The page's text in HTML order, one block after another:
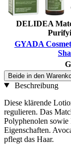
DELIDEA
GYADA
Beide in den
Beschreibung
Diese klärende
regulieren. Das
Polyphenolen
Eigenschaften.
pflegt das Haar.